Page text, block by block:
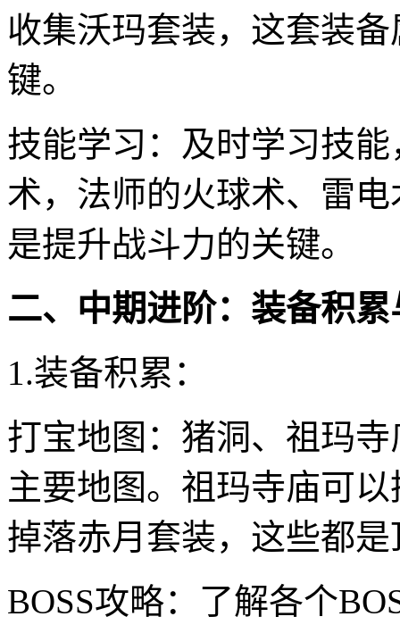
收集沃玛套装，这套装
键。
技能学习：及时学习技
术，法师的火球术、雷
是提升战斗力的关键。
二、中期进阶：装备积
1.装备积累：
打宝地图：猪洞、祖玛
主要地图。祖玛寺庙可
掉落赤月套装，这些都
BOSS攻略：了解各个